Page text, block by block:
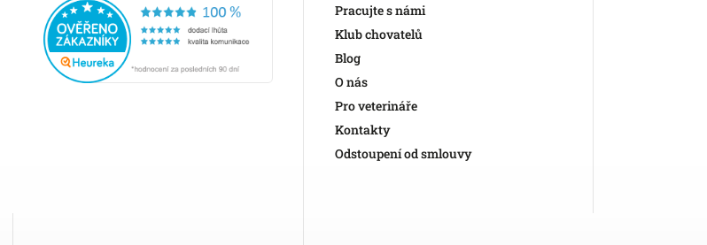
Pracujte s námi
Klub chovatelů
Blog
O nás
Pro veterináře
Kontakty
Odstoupení od smlouvy